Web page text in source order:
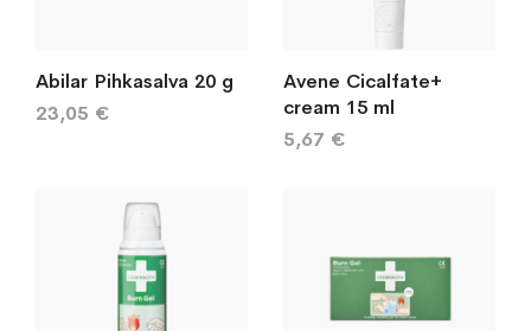
Abilar Pihkasalva 20 g
23,05 €
Avene Cicalfate+
cream 15 ml
5,67 €